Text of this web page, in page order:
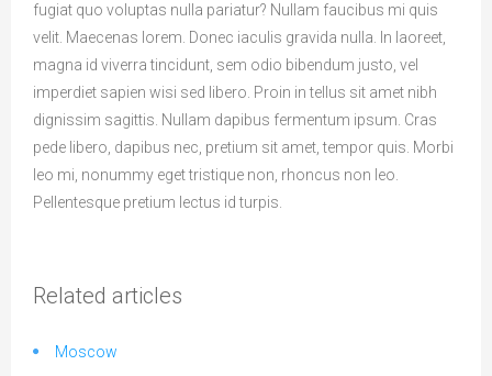
fugiat quo voluptas nulla pariatur? Nullam faucibus mi quis
velit. Maecenas lorem. Donec iaculis gravida nulla. In laoreet,
magna id viverra tincidunt, sem odio bibendum justo, vel
imperdiet sapien wisi sed libero. Proin in tellus sit amet nibh
dignissim sagittis. Nullam dapibus fermentum ipsum. Cras
pede libero, dapibus nec, pretium sit amet, tempor quis. Morbi
leo mi, nonummy eget tristique non, rhoncus non leo.
Pellentesque pretium lectus id turpis.
Related articles
Moscow